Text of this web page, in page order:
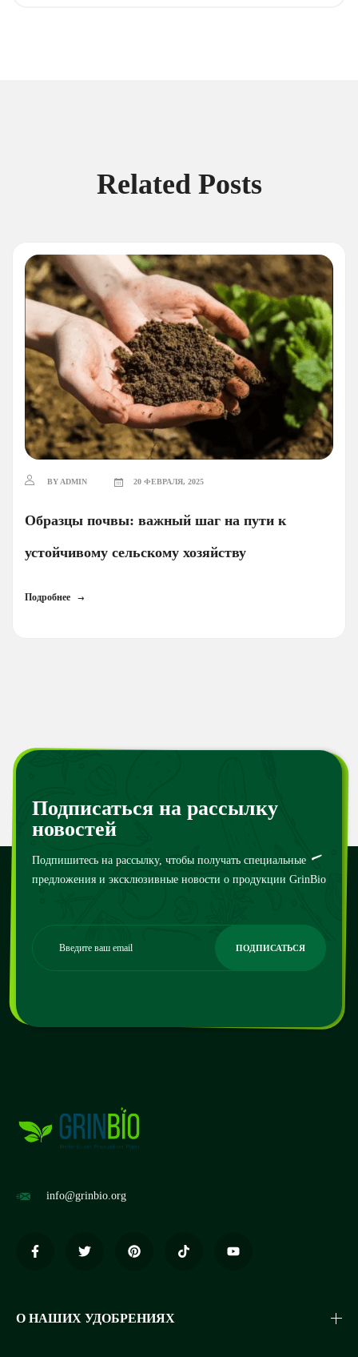
Related Posts
BY ADMIN 20 ФЕВРАЛЯ, 2025
Образцы почвы: важный шаг на пути к
устойчивому сельскому хозяйству
Подробнее
Подписаться на рассылку
новостей
Подпишитесь на рассылку, чтобы получать специальные
предложения и эксклюзивные новости о продукции GrinBio
info@grinbio.org
О НАШИХ УДОБРЕНИЯХ